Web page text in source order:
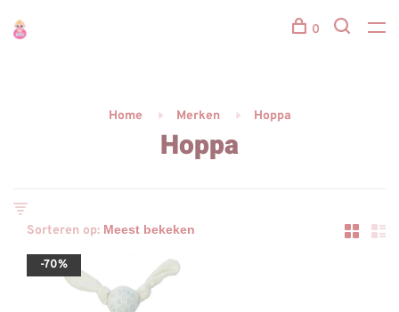
0
Home Merken Hoppa
Hoppa
Sorteren op:
-70%